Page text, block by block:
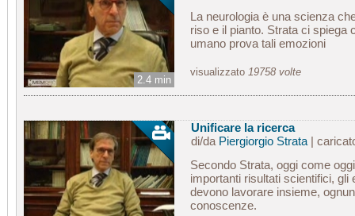
2.4 min
La neurologia è una scienza
riso e il pianto. Strata ci spiega
umano prova tali emozioni
visualizzato 19758 volte
Unificare la ricerca
di/da Piergiorgio Strata|
Secondo Strata, oggi come
importanti risultati scientifici, gli
devono lavorare insieme,
conoscenze.